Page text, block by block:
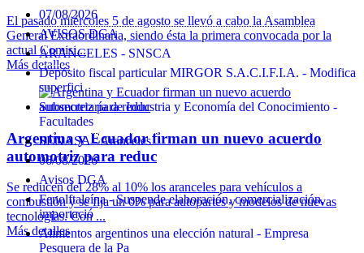
El pasado miércoles 5 de agosto se llevó a cabo la Asamblea
General Extraordinaria, siendo ésta la primera convocada por la
actual Comisi...
Más detalles
Argentina y Ecuador firman un nuevo acuerdo
automotriz para reduc
Se reducen del 28% al 10% los aranceles para vehículos a
combustión y se fija un 0% para autopartes y modelos de nuevas
tecnologías. Con ...
Más detalles
07/08/2026
AVISOS DGA
ARANCELES - SNSCA
Depósito fiscal particular MIRGOR S.A.C.I.F.I.A. - Modifica
superfici
Subsecretaría de Industria y Economía del Conocimiento -
Facultades
SENASA - Aranceles
06/08/2026
Avisos DGA
Fenolftaleína - Suspende elaboración, comercialización,
importació
Alimentos argentinos una elección natural - Empresa
Pesquera de la Pa